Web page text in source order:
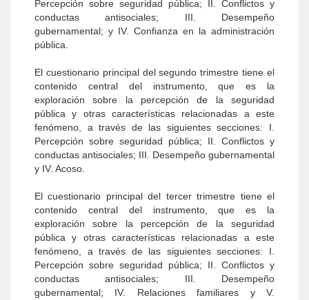
Percepción sobre seguridad pública; II. Conflictos y
conductas antisociales; III. Desempeño
gubernamental; y IV. Confianza en la administración
pública.
El cuestionario principal del segundo trimestre tiene el
contenido central del instrumento, que es la
exploración sobre la percepción de la seguridad
pública y otras características relacionadas a este
fenómeno, a través de las siguientes secciones: I.
Percepción sobre seguridad pública; II. Conflictos y
conductas antisociales; III. Desempeño gubernamental
y IV. Acoso.
El cuestionario principal del tercer trimestre tiene el
contenido central del instrumento, que es la
exploración sobre la percepción de la seguridad
pública y otras características relacionadas a este
fenómeno, a través de las siguientes secciones: I.
Percepción sobre seguridad pública; II. Conflictos y
conductas antisociales; III. Desempeño
gubernamental; IV. Relaciones familiares y V.